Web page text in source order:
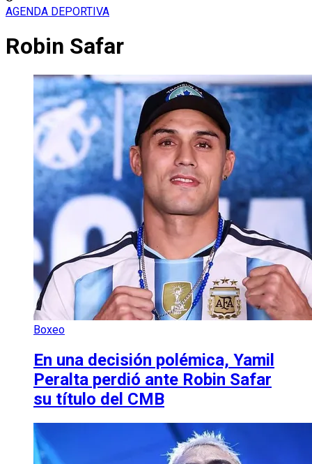
AGENDA DEPORTIVA
Robin Safar
Boxeo
En una decisión polémica, Yamil
Peralta perdió ante Robin Safar
su título del CMB